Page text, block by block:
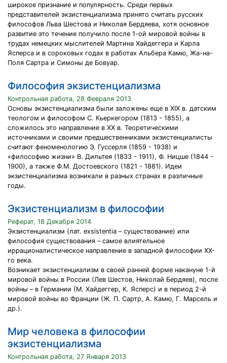
широкое признание и популярность. Среди первых
представителей экзистенциализма принято считать русских
философов Льва Шестова и Николая Бердяева, хотя основное
развитие это течение получило после 1-ой мировой войны в
трудах немецких мыслителей Мартина Хайдеггера и Карла
Ясперса и в сороковых годах в работах Альбера Камю, Жа-на-
Поля Сартра и Симоны де Бовуар.
Философия экзистенциализма
Контрольная работа, 28 Февраля 2013
Основы экзистенциализма были заложены еще в XIX в. датским
теологом и философом С. Кьеркегором (1813 - 1855), а
сложилось это направление в XX в. Теоретическими
источниками и своими предшественниками экзистенциалисты
считают феноменологию Э. Гуссерля (1859 - 1938) и
«философию жизни» В. Дильтея (1833 - 1911), Ф. Ницше (1844 -
1900), а также Ф.М. Достоевского (1821 - 1881). Идеи
экзистенциализма возникали в разных странах в различные
годы.
Экзистенциализм в философии
Реферат, 18 Декабря 2014
Экзистенциализм (лат. exsistentia – существование) или
философия существования – самое влиятельное
иррационалистическое направление в западной философии ХХ-
го века.
Возникает экзистенциализм в своей ранней форме накануне 1-й
мировой войны в России (Лев Шестов, Николай Бердяев), после
войны – в Германии (М. Хайдеггер, К. Ясперс) и в период 2-й
мировой войны во Франции (Ж. П. Сартр, А. Камю, Г. Марсель и
др.).
Мир человека в философии
экзистенциализма
Контрольная работа, 27 Января 2013